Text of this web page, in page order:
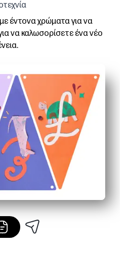
έντονα χρώματα για να
να καλωσορίσετε ένα νέο
στο να καλωσορίσετε το
την οθόνη - να τακτοποιήσετε
- εκτυπώστε σε χαρτόνι ή